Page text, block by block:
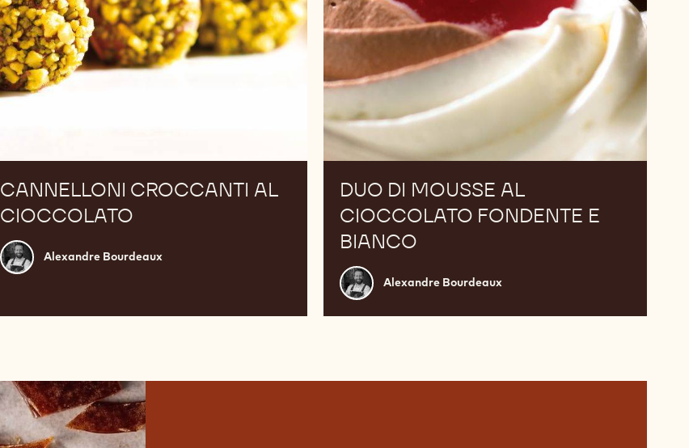
CANNELLONI CROCCANTI AL
CIOCCOLATO
Alexandre
Bourdeaux
Alexandre Bourdeaux
DUO DI MOUSSE AL
CIOCCOLATO FONDENTE E
BIANCO
Alexandre
Bourdeaux
Alexandre Bourdeaux